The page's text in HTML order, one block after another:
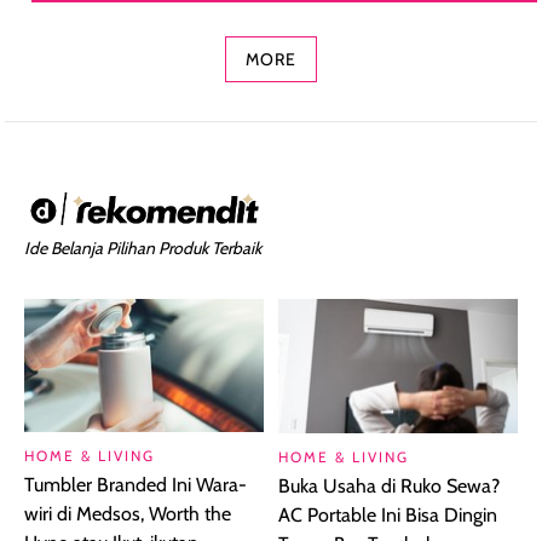
MORE
Ide Belanja Pilihan Produk Terbaik
HOME & LIVING
Tumbler Branded Ini Wara-
wiri di Medsos, Worth the
HOME & LIVING
Buka Usaha di Ruko Sewa?
AC Portable Ini Bisa Dingin